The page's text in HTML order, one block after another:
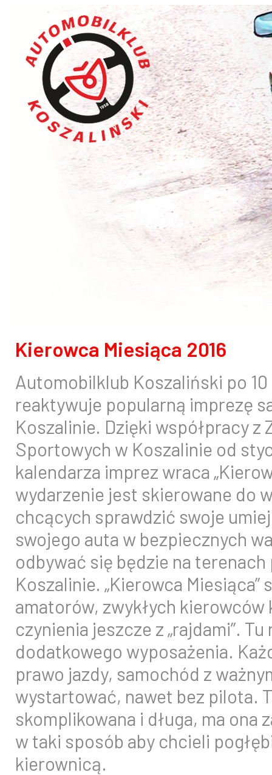
Kierowca Miesiąca 2016
Automobilklub Koszaliński po
reaktywuje popularną imprezę
Koszalinie. Dzięki współpracy z
Sportowych w Koszalinie od
kalendarza imprez wraca
wydarzenie jest skierowane do
chcących sprawdzić swoje
swojego auta w bezpiecznych
odbywać się będzie na
Koszalinie. „Kierowca
amatorów, zwykłych
czynienia jeszcze z „rajdami”.
dodatkowego wyposażenia.
prawo jazdy, samochód z
wystartować, nawet bez pilota.
skomplikowana i długa, ma
w taki sposób aby chcieli
kierownicą.